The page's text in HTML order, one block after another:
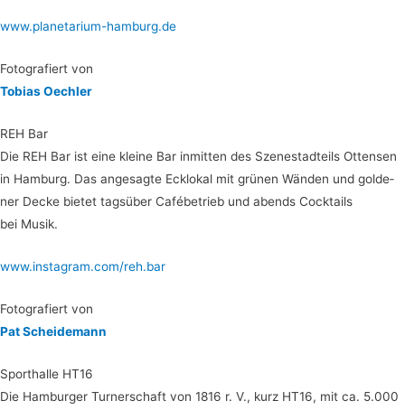
www.planetarium-hamburg.de
Foto­gra­fiert von
Tobi­as Oechler
REH Bar
Die REH Bar ist eine klei­ne Bar inmit­ten des Sze­ne­stadteils Otten­sen
in Ham­burg. Das ange­sag­te Eck­lo­kal mit grü­nen Wän­den und gol­de­
ner Decke bie­tet tags­über Café­be­trieb und abends Cock­tails
bei Musik.
www.instagram.com/reh.bar
Foto­gra­fiert von
Pat Schei­de­mann
Sport­hal­le HT16
Die Ham­bur­ger Tur­ner­schaft von 1816 r. V., kurz HT16, mit ca. 5.000